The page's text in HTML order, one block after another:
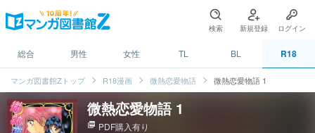
検索 新規登録 ログイン
総合 男性 女性 TL BL R18
マンガ図書館Zトップ R18漫画 微熱恋愛物語 微熱恋愛物語 1
微熱恋愛物語 1
picture_as_pdf PDF購入有り